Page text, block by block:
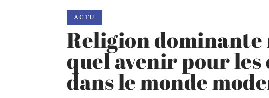
ACTU
Religion dominante
quel avenir pour les
dans le monde